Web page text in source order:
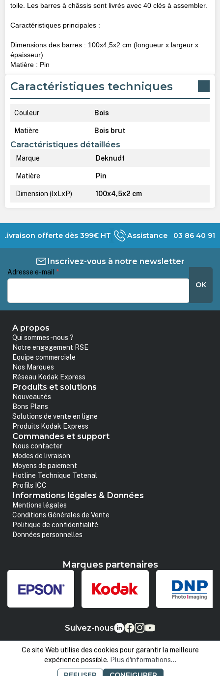
toile. Les barres à châssis sont livrés avec 40 clés à assembler.
Caractéristiques principales :
Dimensions des barres : 100x4,5x2 cm (longueur x largeur x
épaisseur)
Matière : Pin
Caractéristiques techniques
Couleur Bois
Matière Bois brut
Caractéristiques détaillées
Marque Deknudt
Matière Pin
Dimension (lxLxP) 100x4,5x2 cm
Livraison offerte dès 399€ HT Assistance 03 86 40 91
Inscrivez-vous à notre newsletter
Adresse e-mail *
OK
A propos
Qui sommes-nous ?
Notre engagement RSE
Equipe commerciale
Nos Marques
Réseau Kodak Express
Produits et solutions
Nouveautés
Bons Plans
Solutions de vente en ligne
Produits Kodak Express
Commandes et support
Nous contacter
Modes de livraison
Moyens de paiement
Hotline Technique Tetenal
Profils ICC
Informations légales & Données
Mentions légales
Conditions Générales de Vente
Politique de confidentialité
Données personnelles
Marques partenaires
Suivez-nous
Ce site Web utilise des cookies pour garantir la meilleure
expérience possible. Plus d'informations...